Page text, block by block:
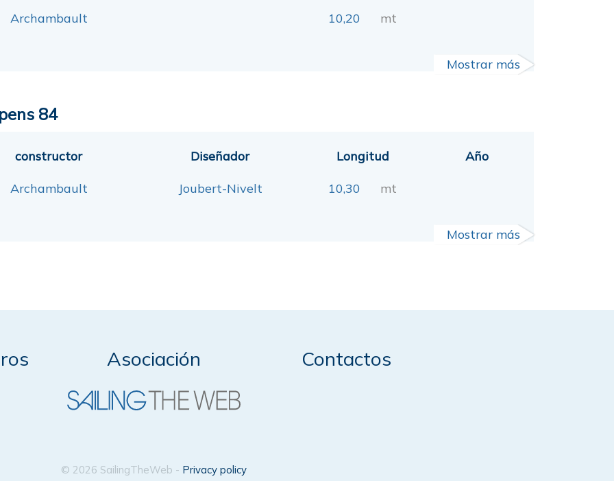
Archambault 10,20 mt
Mostrar más
84
constructor
Archambault
Diseñador
Joubert-Nivelt
Longitud
10,30 mt
Año
Mostrar más
Asociación Contactos
© 2026 SailingTheWeb - Privacy policy